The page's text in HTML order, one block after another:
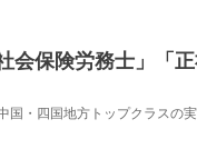
会保険労務士」「
・四国地方トップクラスの